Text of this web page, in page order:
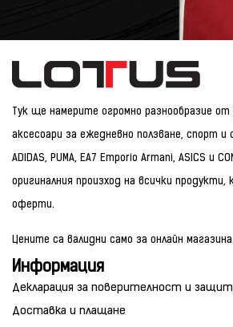
Тук ще намерите огромно разнообразие от
аксесоари за ежедневно ползване, спорт и
ADIDAS, PUMA, EA7 Emporio Armani, ASICS и
оригиналния произход на всички продукти,
оферти.
Цените са валидни само за онлайн магазина.
Информация
Декларация за поверителност и
Доставка и плащане